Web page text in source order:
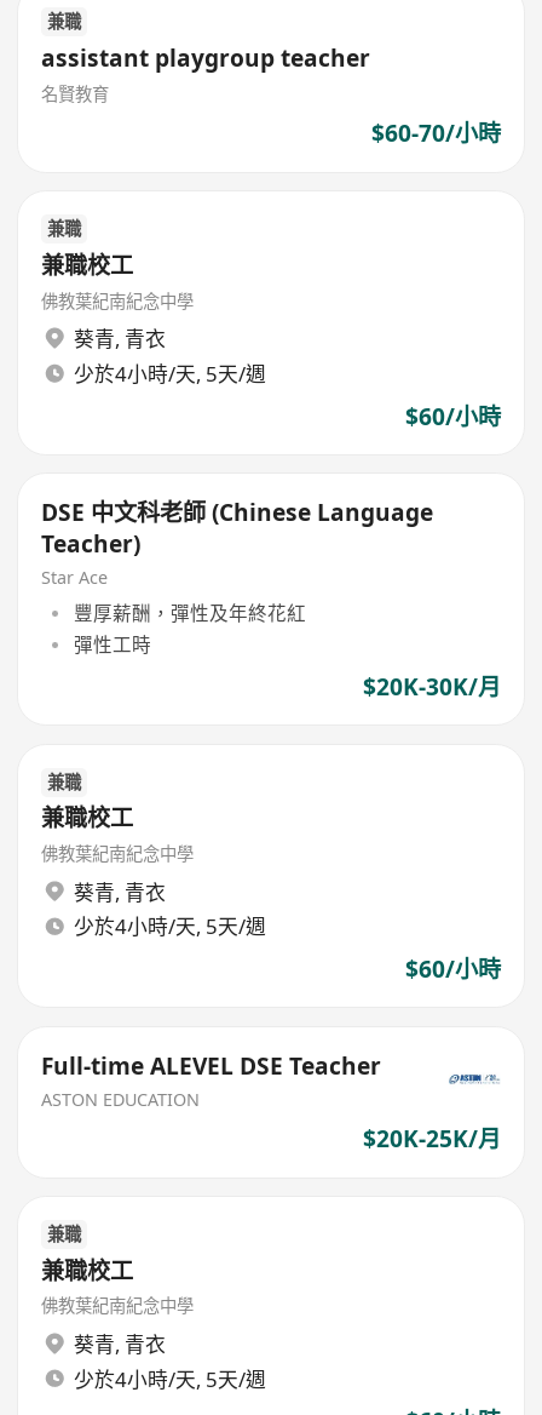
兼職
assistant playgroup teacher
名賢教育
$60-70/小時
兼職
兼職校工
佛教葉紀南紀念中學
葵青, 青衣
少於4小時/天, 5天/週
$60/小時
DSE 中文科老師 (Chinese Language
Teacher)
Star Ace
豐厚薪酬，彈性及年終花紅
彈性工時
$20K-30K/月
兼職
兼職校工
佛教葉紀南紀念中學
葵青, 青衣
少於4小時/天, 5天/週
$60/小時
Full-time ALEVEL DSE Teacher
ASTON EDUCATION
$20K-25K/月
兼職
兼職校工
佛教葉紀南紀念中學
葵青, 青衣
少於4小時/天, 5天/週